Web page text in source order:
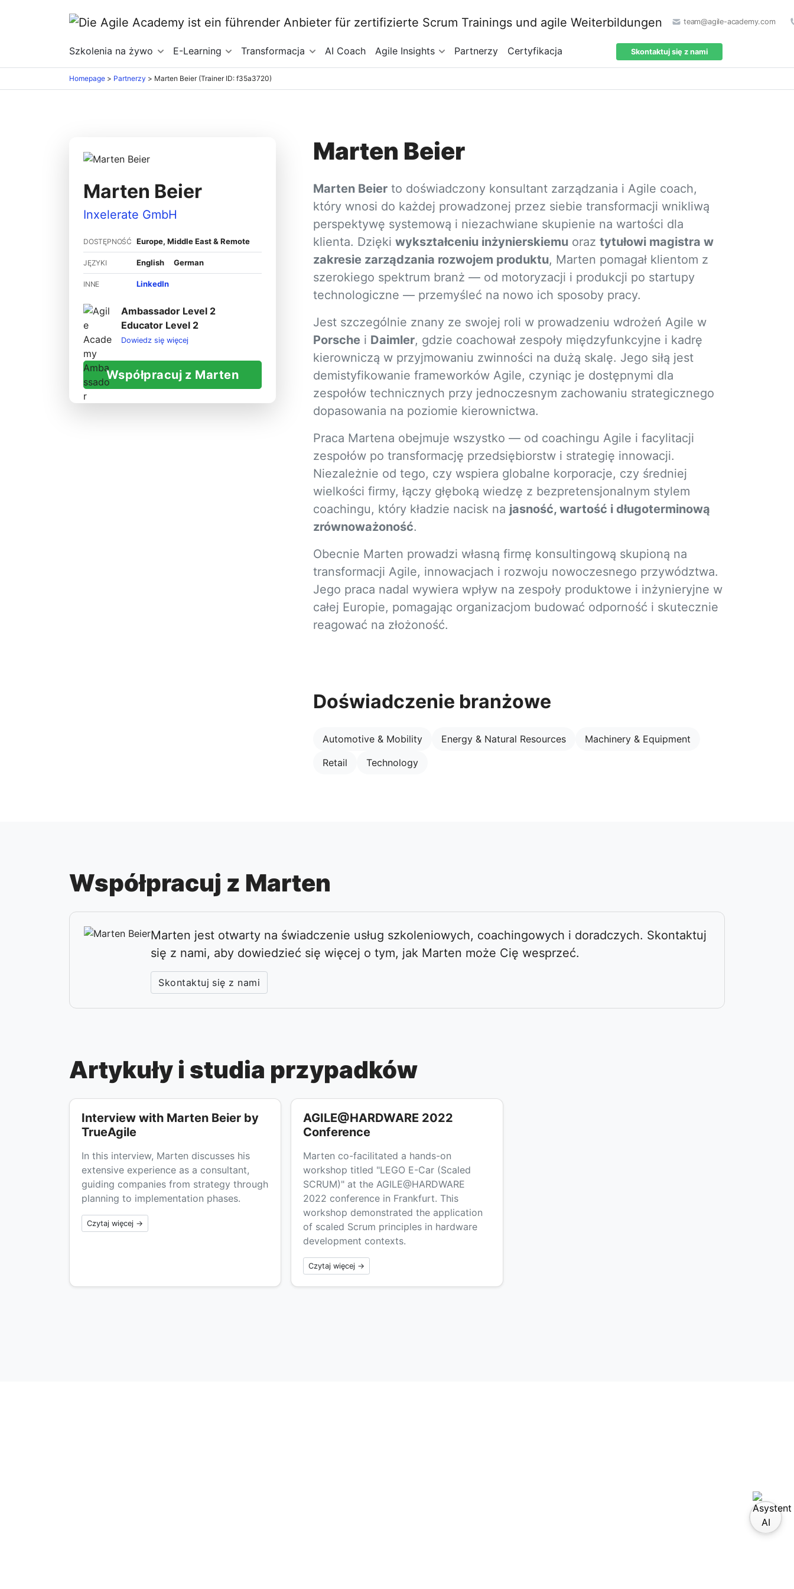
team@agile-academy.com
Szkolenia na żywo E-Learning Transformacja AI Coach Agile Insights Partnerzy Certyfikacja Skontaktuj się z nami
Homepage > Partnerzy > Marten Beier (Trainer ID: f35a3720)
Marten Beier
Inxelerate GmbH
DOSTĘPNOŚĆ Europe, Middle East & Remote
JĘZYKI English German
INNE LinkedIn
Ambassador Level 2
Educator Level 2
Dowiedz się więcej
Współpracuj z Marten
Marten Beier
Marten Beier to doświadczony konsultant zarządzania i Agile coach,
który wnosi do każdej prowadzonej przez siebie transformacji wnikliwą
perspektywę systemową i niezachwiane skupienie na wartości dla
klienta. Dzięki wykształceniu inżynierskiemu oraz tytułowi magistra w
zakresie zarządzania rozwojem produktu, Marten pomagał klientom z
szerokiego spektrum branż — od motoryzacji i produkcji po startupy
technologiczne — przemyśleć na nowo ich sposoby pracy.
Jest szczególnie znany ze swojej roli w prowadzeniu wdrożeń Agile w
Porsche i Daimler, gdzie coachował zespoły międzyfunkcyjne i kadrę
kierowniczą w przyjmowaniu zwinności na dużą skalę. Jego siłą jest
demistyfikowanie frameworków Agile, czyniąc je dostępnymi dla
zespołów technicznych przy jednoczesnym zachowaniu strategicznego
dopasowania na poziomie kierownictwa.
Praca Martena obejmuje wszystko — od coachingu Agile i facylitacji
zespołów po transformację przedsiębiorstw i strategię innowacji.
Niezależnie od tego, czy wspiera globalne korporacje, czy średniej
wielkości firmy, łączy głęboką wiedzę z bezpretensjonalnym stylem
coachingu, który kładzie nacisk na jasność, wartość i długoterminową
zrównoważoność.
Obecnie Marten prowadzi własną firmę konsultingową skupioną na
transformacji Agile, innowacjach i rozwoju nowoczesnego przywództwa.
Jego praca nadal wywiera wpływ na zespoły produktowe i inżynieryjne w
całej Europie, pomagając organizacjom budować odporność i skutecznie
reagować na złożoność.
Doświadczenie branżowe
Automotive & Mobility Energy & Natural Resources
Machinery & Equipment
Retail
Technology
Współpracuj z Marten
Marten jest otwarty na świadczenie usług szkoleniowych, coachingowych i doradczych. Skontaktuj
się z nami, aby dowiedzieć się więcej o tym, jak Marten może Cię wesprzeć.
Skontaktuj się z nami
Artykuły i studia przypadków
Interview with Marten Beier by
TrueAgile
In this interview, Marten discusses his
extensive experience as a consultant,
guiding companies from strategy through
planning to implementation phases.
Czytaj więcej →
AGILE@HARDWARE 2022
Conference
Marten co-facilitated a hands-on
workshop titled "LEGO E-Car (Scaled
SCRUM)" at the AGILE@HARDWARE
2022 conference in Frankfurt. This
workshop demonstrated the application
of scaled Scrum principles in hardware
development contexts.
Czytaj więcej →